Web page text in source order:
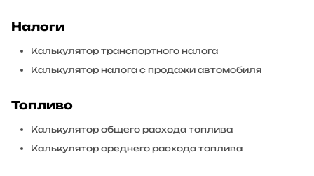
Налоги
Калькулятор транспортного налога
Калькулятор налога с продажи автомобиля
Топливо
Калькулятор общего расхода топлива
Калькулятор среднего расхода топлива